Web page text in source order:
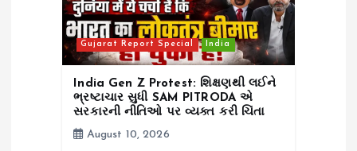
Gujarat Report Special India
India Gen Z Protest: શિક્ષણથી લઈને
ભ્રષ્ટાચાર સુધી SAM PITRODA એ
સરકારની નીતિઓ પર વ્યક્ત કરી ચિંતા
August 10, 2026